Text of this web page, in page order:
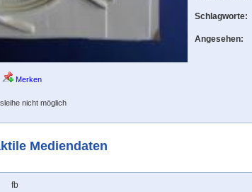
Merken
nicht möglich
Schlagworte:
Angesehen:
Mediendaten
fb